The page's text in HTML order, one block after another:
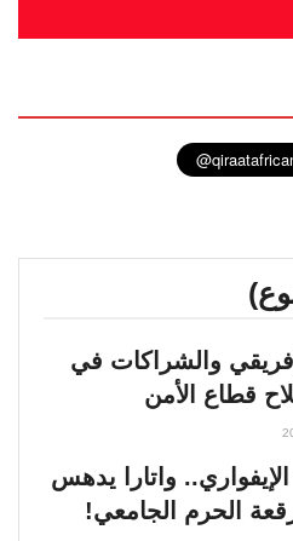
والشراكات في
قطاع الأمن
واتارا يدهس
الحرم الجامعي!